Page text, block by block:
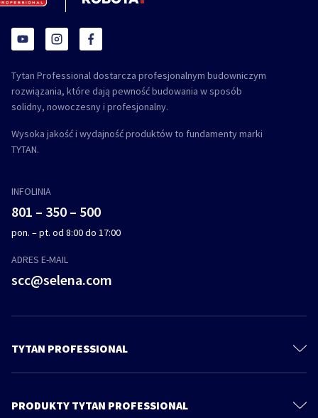
Tytan Professional dostarcza profesjonalnym budowniczym
rozwiązania, które dają pewność budowania w sposób
solidny, nowoczesny i profesjonalny.
Wysoka jakość i wydajność produktów to fundamenty marki
TYTAN.
INFOLINIA
801 – 350 – 500
pon. – pt. od 8:00 do 17:00
ADRES E-MAIL
scc@selena.com
TYTAN PROFESSIONAL
Katalog
PRODUKTY TYTAN PROFESSIONAL